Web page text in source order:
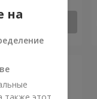
на